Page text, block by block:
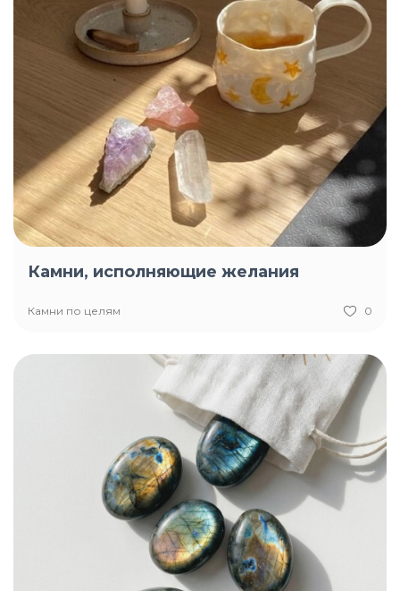
Камни, исполняющие желания
Камни по целям 0